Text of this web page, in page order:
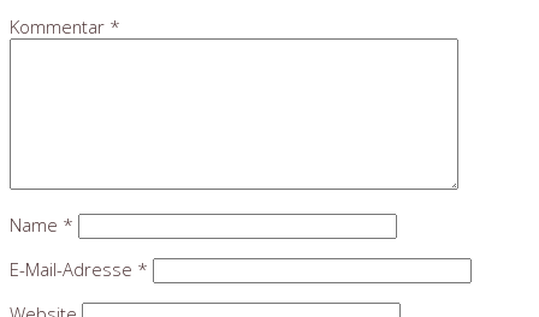
Kommentar *
Name *
E-Mail-Adresse *